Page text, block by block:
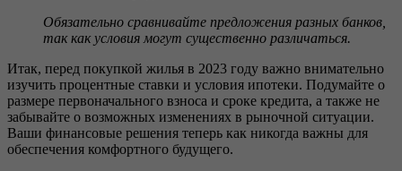
Обязательно сравнивайте предложения разных банков,
так как условия могут существенно различаться.
Итак, перед покупкой жилья в 2023 году важно внимательно
изучить процентные ставки и условия ипотеки. Подумайте о
размере первоначального взноса и сроке кредита, а также не
забывайте о возможных изменениях в рыночной ситуации.
Ваши финансовые решения теперь как никогда важны для
обеспечения комфортного будущего.